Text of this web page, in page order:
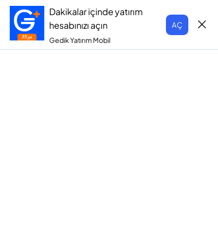
Dakikalar içinde yatırım
hesabınızı açın
Gedik Yatırım Mobil
AÇ